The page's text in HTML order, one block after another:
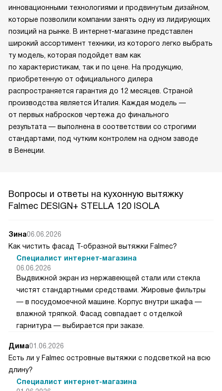
инновационными технологиями и продвинутым дизайном,
которые позволили компании занять одну из лидирующих
позиций на рынке. В интернет-магазине представлен
широкий ассортимент техники, из которого легко выбрать
ту модель, которая подойдет вам как
по характеристикам, так и по цене. На продукцию,
приобретенную от официального дилера
распространяется гарантия до 12 месяцев. Страной
производства является Италия. Каждая модель —
от первых набросков чертежа до финального
результата — выполнена в соответствии со строгими
стандартами, под чутким контролем на одном заводе
в Венеции.
Вопросы и ответы на кухонную вытяжку
Falmec DESIGN+ STELLA 120 ISOLA
Зина06.06.2026
Как чистить фасад Т-образной вытяжки Falmec?
Специалист интернет-магазина
06.06.2026
Выдвижной экран из нержавеющей стали или стекла
чистят стандартными средствами. Жировые фильтры
— в посудомоечной машине. Корпус внутри шкафа —
влажной тряпкой. Фасад совпадает с отделкой
гарнитура — выбирается при заказе.
Дима01.06.2026
Есть ли у Falmec островные вытяжки с подсветкой на всю
длину?
Специалист интернет-магазина